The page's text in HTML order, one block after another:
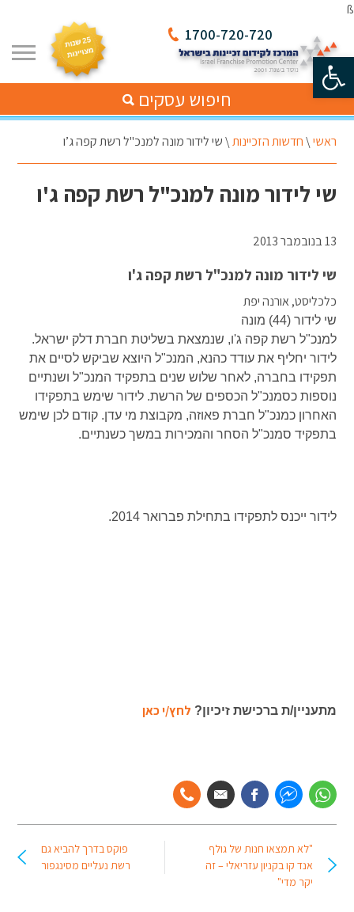
פתח סרגל נגישות
ß
1700-720-720
חיפוש עסקים
ראשי\חדשות הזכיינות\שי לידור מונה למנכ"ל רשת קפה ג’ו
שי לידור מונה למנכ"ל רשת קפה ג'ו
13 בנובמבר 2013
שי לידור מונה למנכ"ל רשת קפה ג'ו
כלכליסט, אורנה יפת
שי לידור (44) מונה
למנכ"ל רשת קפה ג'ו, שנמצאת בשליטת חברת דלק ישראל.
לידור יחליף את עודד כהנא, המנכ"ל היוצא שביקש לסיים את
תפקידו בחברה, לאחר שלוש שנים בתפקיד המנכ"ל ושנתיים
נוספות כסמנכ"ל הכספים של הרשת. לידור שימש בתפקידו
האחרון כמנכ"ל חברת פאוזה, מקבוצת מי עדן. קודם לכן שימש
בתפקיד סמנכ"ל הסחר והמכירות במשך כשנתיים.
לידור ייכנס לתפקידו בתחילת פברואר 2014.
מתעניין/ת ברכישת זיכיון? לחץ/י כאן
"לא תמצאו חנות של גולף
אנד קו בקניון עזריאלי – זה
יקר מדי"
פוקס בדרך להביא גם
רשת נעליים מסינגפור